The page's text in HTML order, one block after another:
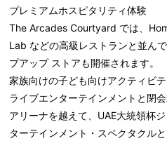
プレミアムホスピタリティ体験
The Arcades Courtyard では、
Lab などの高級レストランと並ん
プアップ ストアも開催されます。
家族向けの子ども向けアクティビ
ライブエンターテインメントと閉
アリーナを越えて、UAE大統領杯
ターテインメント・スペクタクル